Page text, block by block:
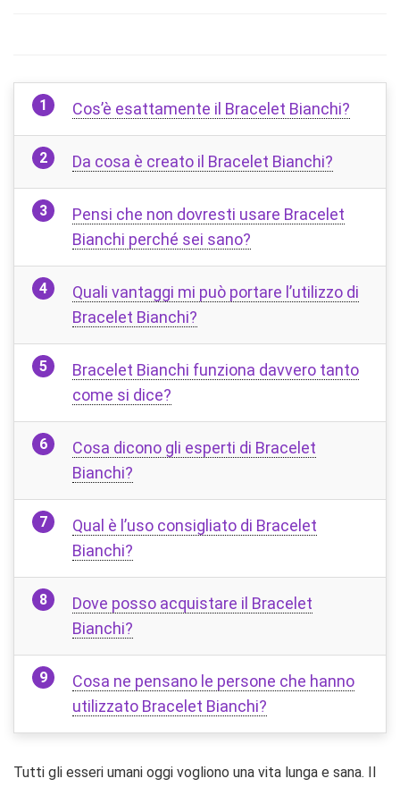
Cos’è esattamente il Bracelet Bianchi?
Da cosa è creato il Bracelet Bianchi?
Pensi che non dovresti usare Bracelet
Bianchi perché sei sano?
Quali vantaggi mi può portare l’utilizzo di
Bracelet Bianchi?
Bracelet Bianchi funziona davvero tanto
come si dice?
Cosa dicono gli esperti di Bracelet
Bianchi?
Qual è l’uso consigliato di Bracelet
Bianchi?
Dove posso acquistare il Bracelet
Bianchi?
Cosa ne pensano le persone che hanno
utilizzato Bracelet Bianchi?
Tutti gli esseri umani oggi vogliono una vita lunga e sana. Il